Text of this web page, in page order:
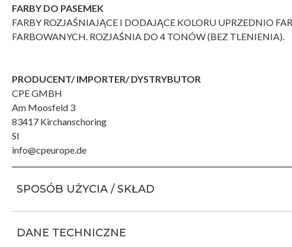
FARBY DO PASEMEK
FARBY ROZJAŚNIAJĄCE I DODAJĄCE KOLORU UPRZEDNIO
FARBOWANYCH. ROZJAŚNIA DO 4 TONÓW (BEZ TLENIENIA).
PRODUCENT/ IMPORTER/ DYSTRYBUTOR
CPE GMBH
Am Moosfeld 3
83417 Kirchanschoring
SI
info@cpeurope.de
SPOSÓB UŻYCIA / SKŁAD
DANE TECHNICZNE